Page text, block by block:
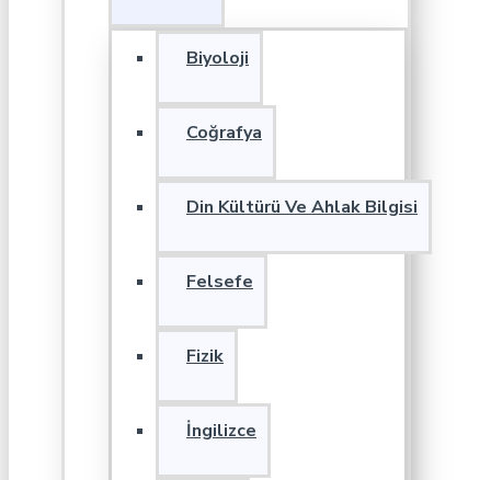
Biyoloji
Coğrafya
Din Kültürü Ve Ahlak Bilgisi
Felsefe
Fizik
İngilizce